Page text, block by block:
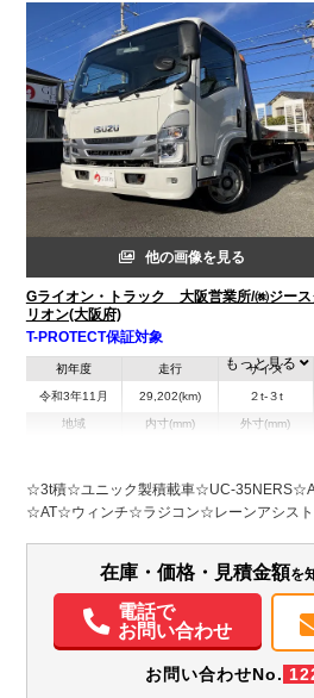
他の画像を見る
Gライオン・トラック 大阪営業所/㈱ジース
リオン(大阪府)
T-PROTECT保証対象
初年度
令和3年11月
走行
29,202(km)
サイズ
２t-３t
地域 内寸(mm) 外寸(mm)
装備情報
パワステ パワーウィンドウ ABS
電動格納ミラー
もっと見る
☆3t積☆ユニック製積載車☆UC-
☆AT☆ウィンチ☆ラジコン☆レーンアシス
ス☆ドアバイザー
在庫・価格・見積金額を
電話で
お問い合わせ
お問い合わせNo.